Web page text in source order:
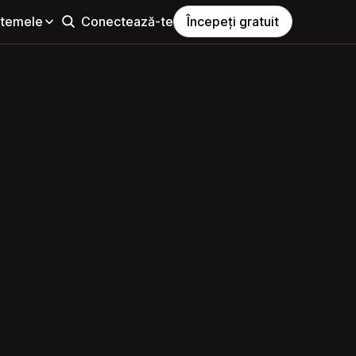
Conectează-te Începeți gratuit